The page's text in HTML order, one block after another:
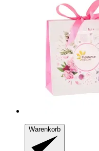
Warenkorb